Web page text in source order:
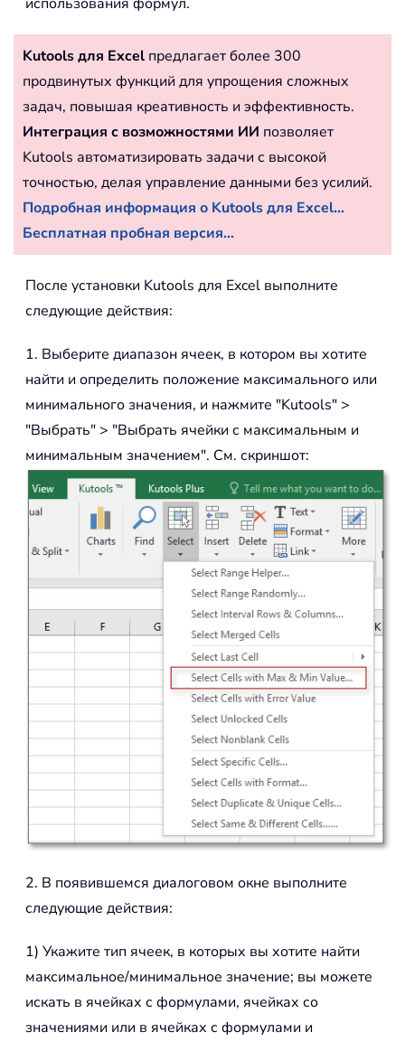
Kutools для Excel предлагает более 300
продвинутых функций для упрощения сложных
задач, повышая креативность и эффективность.
Интеграция с возможностями ИИ позволяет
Kutools автоматизировать задачи с высокой
точностью, делая управление данными без усилий.
Подробная информация о Kutools для Excel...
Бесплатная пробная версия...
После установки Kutools для Excel выполните
следующие действия:
1. Выберите диапазон ячеек, в котором вы хотите
найти и определить положение максимального или
минимального значения, и нажмите "Kutools" >
"Выбрать" > "Выбрать ячейки с максимальным и
минимальным значением". См. скриншот:
2. В появившемся диалоговом окне выполните
следующие действия:
1) Укажите тип ячеек, в которых вы хотите найти
максимальное/минимальное значение; вы можете
искать в ячейках с формулами, ячейках со
значениями или в ячейках с формулами и